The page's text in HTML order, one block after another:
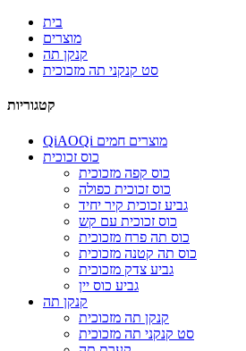
בית
מוצרים
קנקן תה
סט קנקני תה מזכוכית
קטגוריות
QiAOQi מוצרים חמים
כוס זכוכית
כוס קפה מזכוכית
כוס זכוכית כפולה
גביע זכוכית קיר יחיד
כוס זכוכית עם קש
כוס תה פרח מזכוכית
כוס תה קטנה מזכוכית
גביע צדק מזכוכית
גביע כוס יין
קנקן תה
קנקן תה מזכוכית
סט קנקני תה מזכוכית